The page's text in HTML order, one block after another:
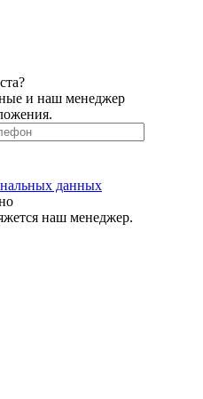
и наш менеджер
данных
наш менеджер.